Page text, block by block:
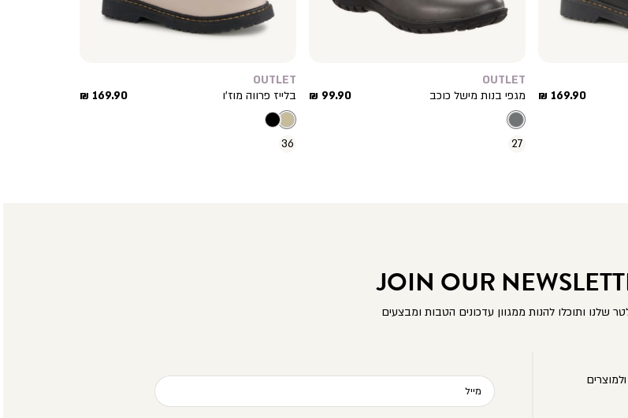
מחיר
169.90 ₪
OUTLET
מגפי בנות מישל כוכב
מחיר
99.90 ₪
27
OUTLET
בלייז פרווה מוז’ו
מחיר
169.90 ₪
36
JOIN OUR
שלנו ותוכלו להנות ממגוון עדכונים הטבות ומבצעים
מייל